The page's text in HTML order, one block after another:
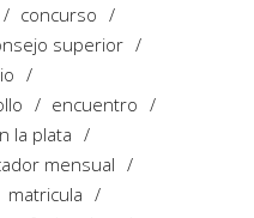
concurso
superior
encuentro
la plata
mensual
matricula